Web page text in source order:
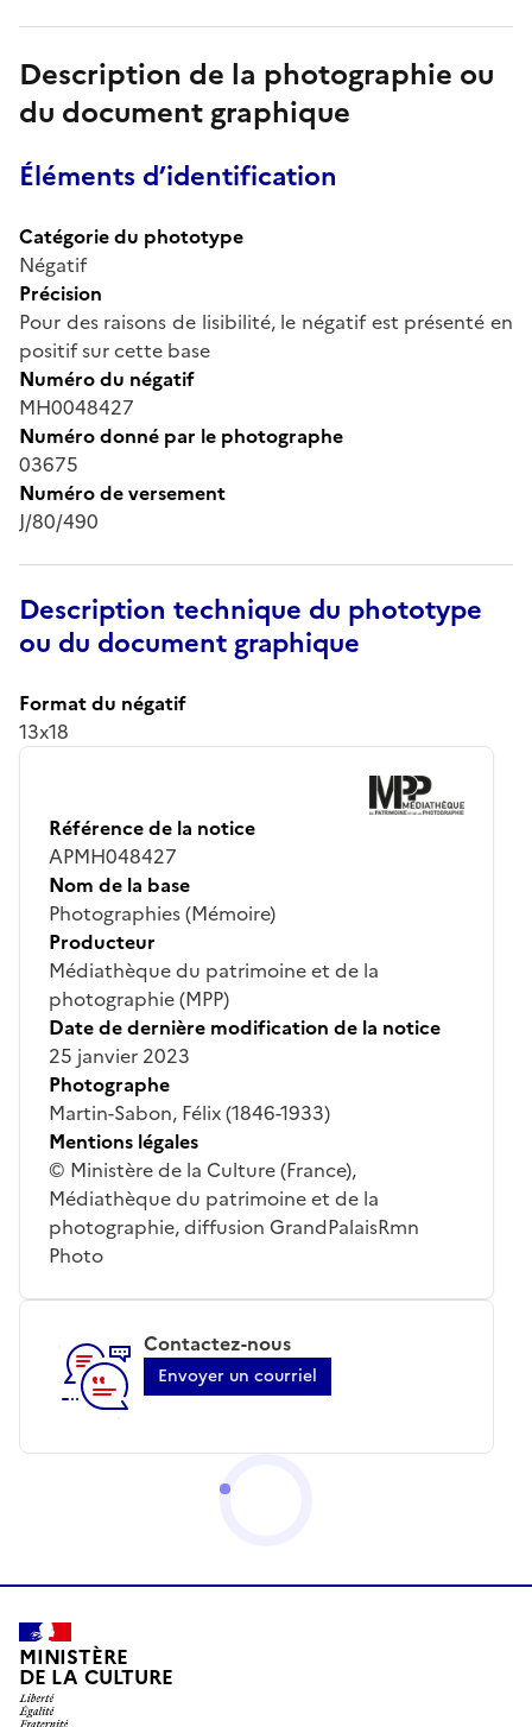
Description de la photographie ou
du document graphique
Éléments d’identification
Catégorie du phototype
Négatif
Précision
Pour des raisons de lisibilité, le négatif est présenté en
positif sur cette base
Numéro du négatif
MH0048427
Numéro donné par le photographe
03675
Numéro de versement
J/80/490
Description technique du phototype
ou du document graphique
Format du négatif
13x18
Référence de la notice
APMH048427
Nom de la base
Photographies (Mémoire)
Producteur
Médiathèque du patrimoine et de la
photographie (MPP)
Date de dernière modification de la notice
25 janvier 2023
Photographe
Martin-Sabon, Félix (1846-1933)
Mentions légales
© Ministère de la Culture (France),
Médiathèque du patrimoine et de la
photographie, diffusion GrandPalaisRmn
Photo
Contactez-nous
Envoyer un courriel
MINISTÈRE
DE LA CULTURE